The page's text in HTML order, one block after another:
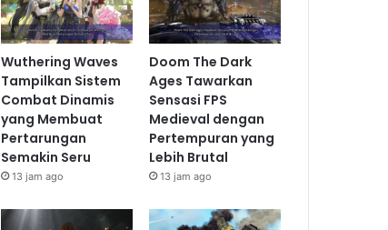
Wuthering Waves
Tampilkan Sistem
Combat Dinamis
yang Membuat
Pertarungan
Semakin Seru
13 jam ago
Doom The Dark
Ages Tawarkan
Sensasi FPS
Medieval dengan
Pertempuran yang
Lebih Brutal
13 jam ago